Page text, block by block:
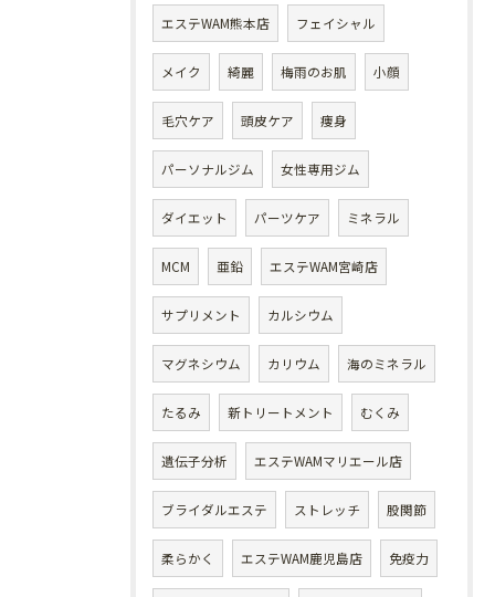
エステWAM熊本店 フェイシャル
メイク 綺麗 梅雨のお肌 小顔
毛穴ケア 頭皮ケア 痩身
パーソナルジム 女性専用ジム
ダイエット パーツケア ミネラル
MCM 亜鉛 エステWAM宮崎店
サプリメント カルシウム
マグネシウム カリウム 海のミネラル
たるみ 新トリートメント むくみ
遺伝子分析 エステWAMマリエール店
ブライダルエステ ストレッチ 股関節
柔らかく エステWAM鹿児島店 免疫力